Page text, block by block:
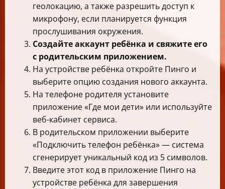
геолокацию, а также разрешить доступ к
микрофону, если планируется функция
прослушивания окружения.
Создайте аккаунт ребёнка и свяжите его
с родительским приложением.
На устройстве ребёнка откройте Пинго и
выберите опцию создания нового аккаунта.
На телефоне родителя установите
приложение «Где мои дети» или используйте
веб-кабинет сервиса.
В родительском приложении выберите
«Подключить телефон ребёнка» — система
сгенерирует уникальный код из 5 символов.
Введите этот код в приложение Пинго на
устройстве ребёнка для завершения